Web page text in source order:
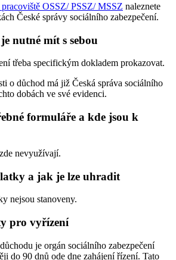
OSSZ/ PSSZ/ MSSZ naleznete
České správy sociálního zabezpečení.
nutné mít s sebou
třeba specifickým dokladem prokazovat.
o důchod má již Česká správa sociálního
dobách ve své evidenci.
formuláře a kde jsou k
nevyužívají.
a jak je lze uhradit
nejsou stanoveny.
pro vyřízení
je orgán sociálního zabezpečení
do 90 dnů ode dne zahájení řízení. Tato